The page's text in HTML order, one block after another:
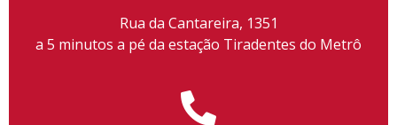
Rua da Cantareira, 1351
a 5 minutos a pé da estação Tiradentes do Metrô
Utilizamos cookies para facilitar o uso do site, personalizar o